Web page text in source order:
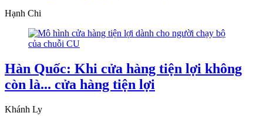
Hạnh Chi
Hàn Quốc: Khi cửa hàng tiện lợi không
còn là... cửa hàng tiện lợi
Khánh Ly